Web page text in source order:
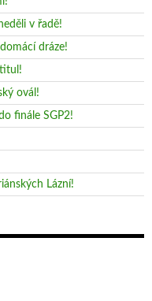
v řadě!
dráze!
ovál!
finále SGP2!
Lázní!